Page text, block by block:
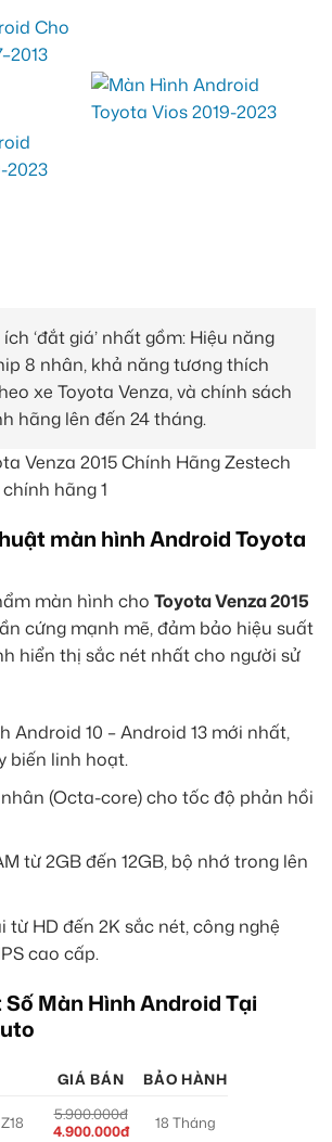
‘đắt giá’ nhất gồm: Hiệu năng
8 nhân, khả năng tương thích
xe Toyota Venza, và chính sách
hãng lên đến 24 tháng.
màn hình Android Toyota
màn hình cho Toyota Venza 2015
cứng mạnh mẽ, đảm bảo hiệu suất
hiển thị sắc nét nhất cho người sử
Android 10 – Android 13 mới nhất,
biến linh hoạt.
(Octa-core) cho tốc độ phản hồi
từ 2GB đến 12GB, bộ nhớ trong lên
HD đến 2K sắc nét, công nghệ
cao cấp.
Màn Hình Android Tại
GIÁ BÁN BẢO HÀNH
5.900.000đ
4.900.000đ
18 Tháng